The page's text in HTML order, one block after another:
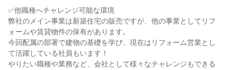
✅他職種へチャレンジ可能な環境
弊社のメイン事業は新築住宅の販売ですが、他の事業としてリフ
ォームや賃貸物件の保有があります。
今回配属の部署で建物の基礎を学び、現在はリフォーム営業とし
て活躍している社員もいます！
やりたい職種や業務など、会社として様々なチャレンジもできる